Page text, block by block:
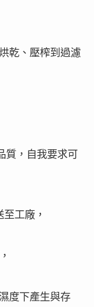
乾、壓榨到過濾
質，自我要求可
工廠，
度下產生與存